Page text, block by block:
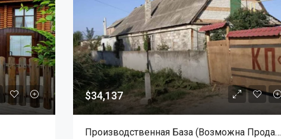
$34,137
Производственная База (Возможна Продажа В Рассрочку)